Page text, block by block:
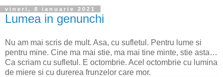
vineri, 8 ianuarie 2021
Lumea in genunchi
Nu am mai scris de mult. Asa, cu sufletul. Pentru lume si
pentru mine. Cine ma mai stie, ma mai tine minte, stie asta…
Ca scriam cu sufletul. E octombrie. Acel octombrie cu lumina
de miere si cu durerea frunzelor care mor.